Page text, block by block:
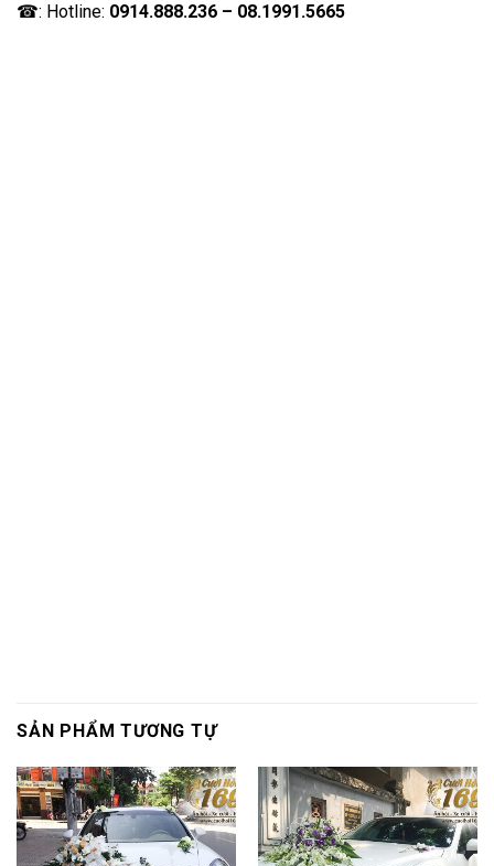
☎: Hotline: 0914.888.236 – 08.1991.5665
SẢN PHẨM TƯƠNG TỰ